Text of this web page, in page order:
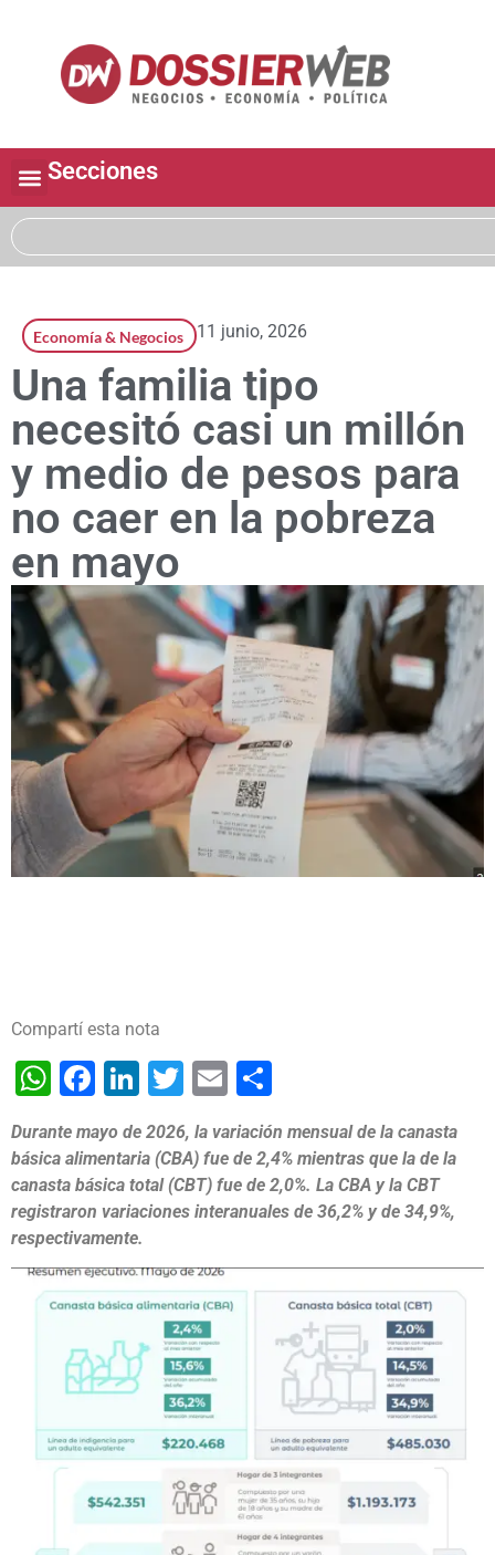
Secciones
Economía & Negocios 11 junio, 2026
Una familia tipo
necesitó casi un millón
y medio de pesos para
no caer en la pobreza
en mayo
Compartí esta nota
WhatsApp
Facebook
LinkedIn
Twitter
Email
Durante mayo de 2026, la variación mensual de la canasta
básica alimentaria (CBA) fue de 2,4% mientras que la de la
canasta básica total (CBT) fue de 2,0%. La CBA y la CBT
registraron variaciones interanuales de 36,2% y de 34,9%,
respectivamente.